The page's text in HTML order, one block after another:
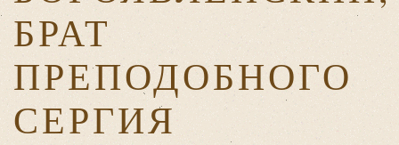
БРАТ
ПРЕПОДОБНОГО
СЕРГИЯ